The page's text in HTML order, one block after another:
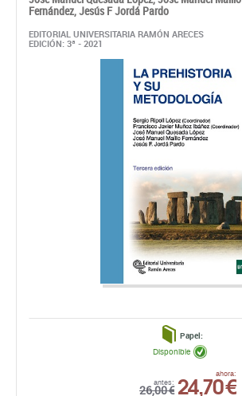
Fernández,Jesús F Jordá Pardo
EDITORIAL UNIVERSITARIA RAMÓN ARECES
EDICIÓN: 3ª - 2021
Papel:
antes:
26,00 €
ahora:
24,70 €
Disponible